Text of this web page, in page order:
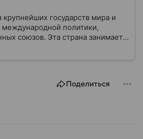
государств мира и
политики,
союзов. Эта страна занимает
Америки и обладает
какое там политическое
Поделиться